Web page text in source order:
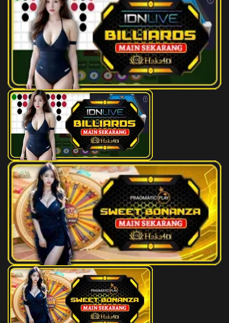
Buto Terong
38)
Kas Uang - Kucing - Polo Air -
Lombok - Kantor Polisi - Bisma
2D
18 (10-
78-01-
28)
Pelacur Umum - Walet -
Bulutangkis - Permen - Kapak -
Lesmanawati
2D
21 (22-
43)
182
Setan Gantung - Kera - Bola
Basket - Pisang - Piano -
Wilkampana
183
Sumber Air - Katak - Tenis Meja -
Sikat Gigi - Padi - Dewa Ruci
16)
184
Menantu Raja - Rajawali -
Baseball - Jagung - Tapal Gigi -
Kangsa Dewa
2D
25 (35-
85-82-
03)
185
Pencari Kayu - Ayam -
Menembak - Tomat - Jarum -
Nakula
2D
28 (29-
68-56-
18)
186
Pendeta Sakti - Belut - Penahan -
Kursi - Koran - Sidiwacana
2D
29 (28-
187
Anggota Kelamin - Udang -
Senam - Cacing Pita - Sangkar